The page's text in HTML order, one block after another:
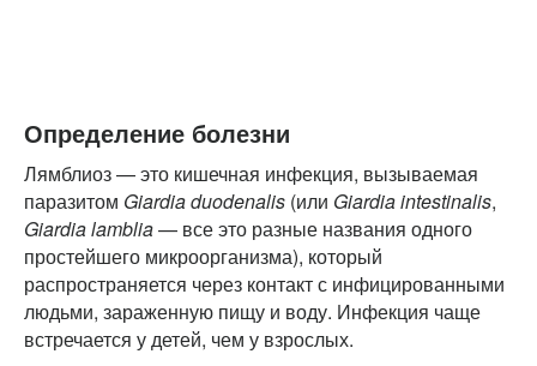
Определение болезни
Лямблиоз — это кишечная инфекция, вызываемая
паразитом Giardia duodenalis (или Giardia intestinalis,
Giardia lamblia— все это разные названия одного
простейшего микроорганизма), который
распространяется через контакт с инфицированными
людьми, зараженную пищу и воду. Инфекция чаще
встречается у детей, чем у взрослых.